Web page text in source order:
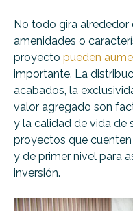
No todo gira alrededor
amenidades o
proyecto pueden
importante. La
acabados, la
valor agregado son
y la calidad de vida de
proyectos que
y de primer nivel para
inversión.